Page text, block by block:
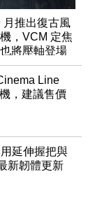
月推出復古風
，VCM 定焦
將壓軸登場
Line
，建議售價
延伸握把與
新韌體更新